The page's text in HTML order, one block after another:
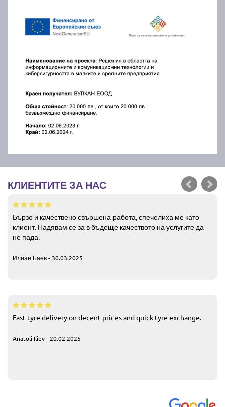
КЛИЕНТИТЕ ЗА НАС
Бързо и качествено свършена работа, спечелиха ме като
клиент. Надявам се за в бъдеще качеството на услугите да
не пада.
Илиан Баев - 30.03.2025
Fast tyre delivery on decent prices and quick tyre exchange.
Anatoli Iliev - 20.02.2025